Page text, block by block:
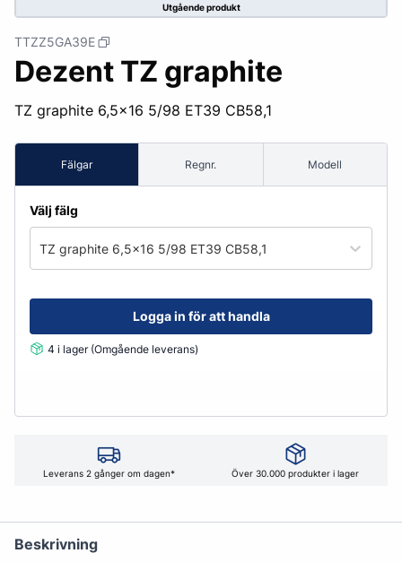
Utgående produkt
TTZZ5GA39E
Dezent TZ graphite
TZ graphite 6,5x16 5/98 ET39 CB58,1
Fälgar Regnr. Modell
Välj fälg
TZ graphite 6,5x16 5/98 ET39 CB58,1
Logga in för att handla
4 i lager (Omgående leverans)
Leverans 2 gånger om dagen* Över 30.000 produkter i lager
Beskrivning